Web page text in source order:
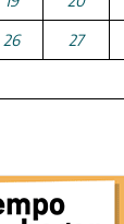
26 27